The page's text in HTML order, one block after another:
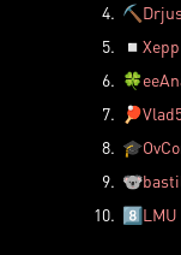
4. ⛏️
5.
◽ Xepp
6. 🍀
7.
🏓
8. 🎓
9. 🐨
10. 8️⃣LMU